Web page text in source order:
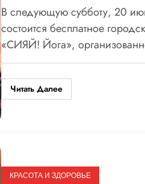
В следующую субботу, 20
состоится бесплатное
«СИЯЙ! Йога»,
Читать Далее
КРАСОТА И ЗДОРОВЬЕ